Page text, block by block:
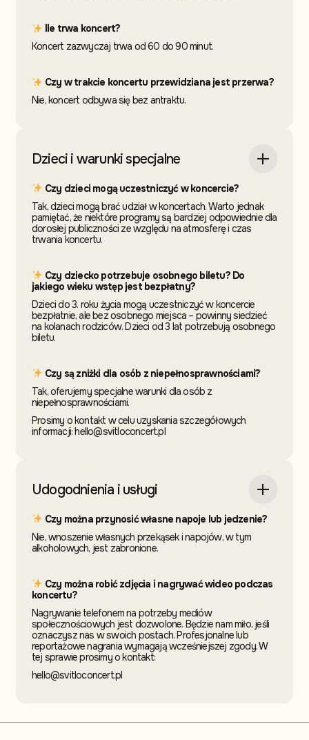
Ile trwa koncert?
Koncert zazwyczaj trwa od 60 do 90 minut.
Czy w trakcie koncertu przewidziana jest przerwa?
Nie, koncert odbywa się bez antraktu.
Dzieci i warunki specjalne
Czy dzieci mogą uczestniczyć w koncercie?
Tak, dzieci mogą brać udział w koncertach. Warto jednak
pamiętać, że niektóre programy są bardziej odpowiednie dla
dorosłej publiczności ze względu na atmosferę i czas
trwania koncertu.
Czy dziecko potrzebuje osobnego biletu? Do
jakiego wieku wstęp jest bezpłatny?
Dzieci do 3. roku życia mogą uczestniczyć w koncercie
bezpłatnie, ale bez osobnego miejsca – powinny siedzieć
na kolanach rodziców. Dzieci od 3 lat potrzebują osobnego
biletu.
Czy są zniżki dla osób z niepełnosprawnościami?
Tak, oferujemy specjalne warunki dla osób z
niepełnosprawnościami.
Prosimy o kontakt w celu uzyskania szczegółowych
informacji: hello@svitloconcert.pl
Udogodnienia i usługi
Czy można przynosić własne napoje lub jedzenie?
Nie, wnoszenie własnych przekąsek i napojów, w tym
alkoholowych, jest zabronione.
Czy można robić zdjęcia i nagrywać wideo podczas
koncertu?
Nagrywanie telefonem na potrzeby mediów
społecznościowych jest dozwolone. Będzie nam miło, jeśli
oznaczysz nas w swoich postach. Profesjonalne lub
reportażowe nagrania wymagają wcześniejszej zgody. W
tej sprawie prosimy o kontakt:
hello@svitloconcert.pl